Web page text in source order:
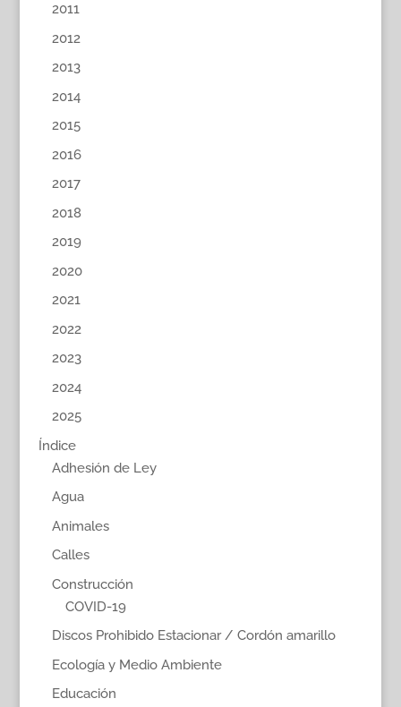
2011
2012
2013
2014
2015
2016
2017
2018
2019
2020
2021
2022
2023
2024
2025
Índice
Adhesión de Ley
Agua
Animales
Calles
Construcción
COVID-19
Discos Prohibido Estacionar / Cordón amarillo
Ecología y Medio Ambiente
Educación